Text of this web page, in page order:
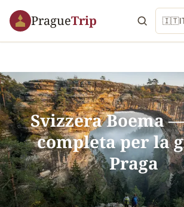
PragueTrip 🇮🇹
Svizzera Boema
completa per la
Praga